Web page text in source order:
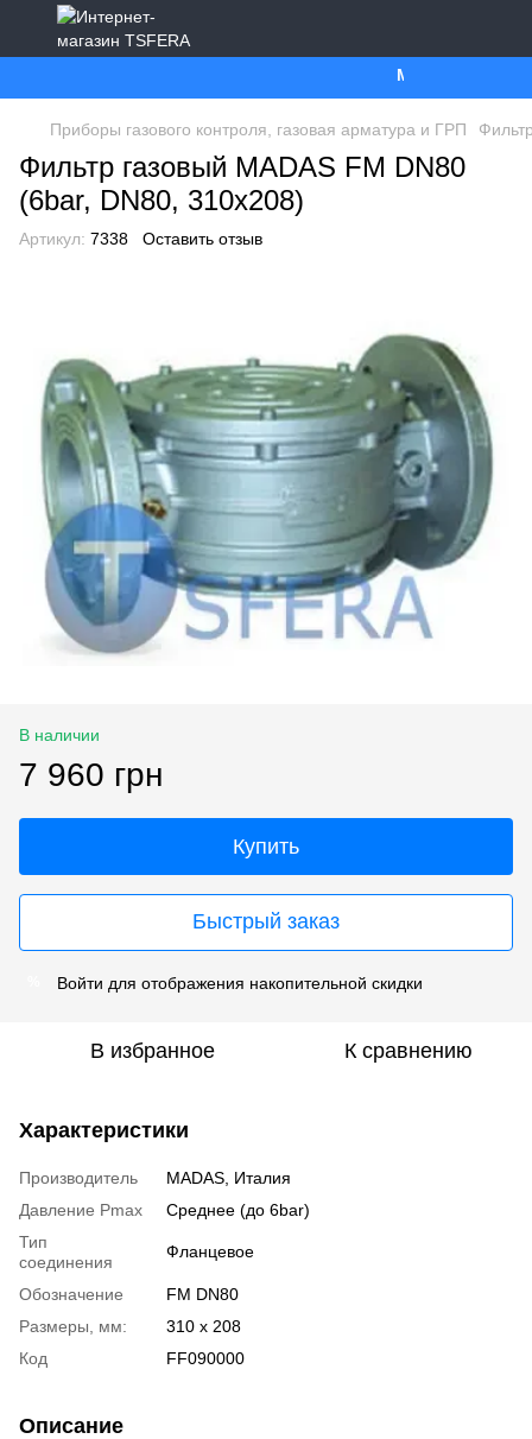
Ми працюємо. Все
Приборы газового контроля, газовая арматура и ГРП
Фильтр газовый MADAS FM DN80
(6bar, DN80, 310x208)
Артикул: 7338 Оставить отзыв
В наличии
7 960 грн
Купить
Быстрый заказ
Войти для отображения накопительной скидки
В избранное К сравнению
Характеристики
Производитель
MADAS, Италия
Давление Pmax
Среднее (до 6bar)
Тип
соединения
Фланцевое
Обозначение
FM DN80
Размеры, мм:
310 х 208
Код
FF090000
Описание